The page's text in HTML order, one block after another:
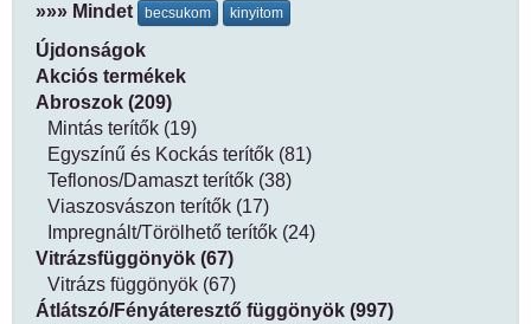
»»» Mindet becsukom kinyitom
Újdonságok
Akciós termékek
Abroszok (209)
Mintás terítők (19)
Egyszínű és Kockás terítők (81)
Teflonos/Damaszt terítők (38)
Viaszosvászon terítők (17)
Impregnált/Törölhető terítők (24)
Vitrázsfüggönyök (67)
Vitrázs függönyök (67)
Átlátszó/Fényáteresztő függönyök (997)